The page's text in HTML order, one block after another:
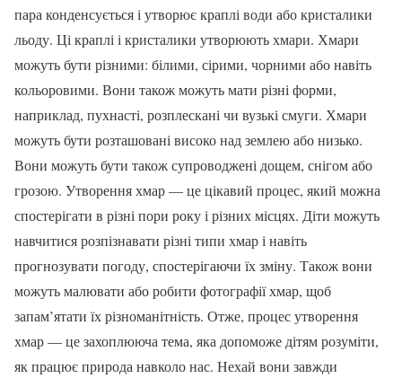
пара конденсується і утворює краплі води або кристалики
льоду. Ці краплі і кристалики утворюють хмари. Хмари
можуть бути різними: білими, сірими, чорними або навіть
кольоровими. Вони також можуть мати різні форми,
наприклад, пухнасті, розплескані чи вузькі смуги. Хмари
можуть бути розташовані високо над землею або низько.
Вони можуть бути також супроводжені дощем, снігом або
грозою. Утворення хмар — це цікавий процес, який можна
спостерігати в різні пори року і різних місцях. Діти можуть
навчитися розпізнавати різні типи хмар і навіть
прогнозувати погоду, спостерігаючи їх зміну. Також вони
можуть малювати або робити фотографії хмар, щоб
запам’ятати їх різноманітність. Отже, процес утворення
хмар — це захоплююча тема, яка допоможе дітям розуміти,
як працює природа навколо нас. Нехай вони завжди